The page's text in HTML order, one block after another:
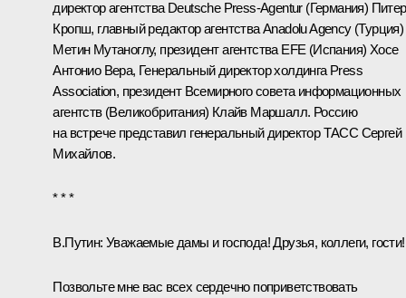
директор агентства Deutsche Press-Agentur (Германия) Питер
Кропш, главный редактор агентства Anadolu Agency (Турция)
Метин Мутаноглу, президент агентства EFE (Испания) Хосе
Антонио Вера, Генеральный директор холдинга Press
Association, президент Всемирного совета информационных
агентств (Великобритания) Клайв Маршалл. Россию
на встрече представил генеральный директор ТАСС Сергей
Михайлов.
* * *
В.Путин: Уважаемые дамы и господа! Друзья, коллеги, гости!
Позвольте мне вас всех сердечно поприветствовать